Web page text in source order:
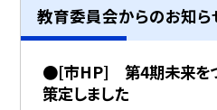
教育委員会からのお知ら
●[市HP] 第4期未来をつ
策定しました